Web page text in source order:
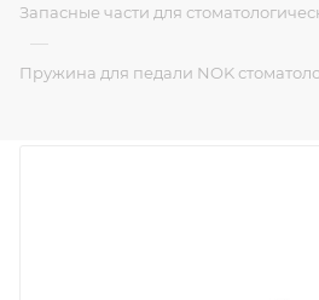
Запасные части для
—
Пружина для педали NOK